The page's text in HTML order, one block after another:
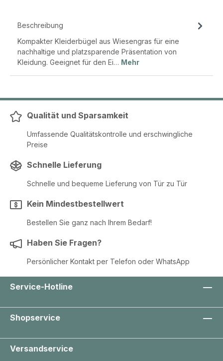
Beschreibung
Kompakter Kleiderbügel aus Wiesengras für eine
nachhaltige und platzsparende Präsentation von
Kleidung. Geeignet für den Ei… Mehr
Qualität und Sparsamkeit
Umfassende Qualitätskontrolle und erschwingliche
Preise
Schnelle Lieferung
Schnelle und bequeme Lieferung von Tür zu Tür
Kein Mindestbestellwert
Bestellen Sie ganz nach Ihrem Bedarf!
Haben Sie Fragen?
Persönlicher Kontakt per Telefon oder WhatsApp
Service-Hotline
Shopservice
Versandservice